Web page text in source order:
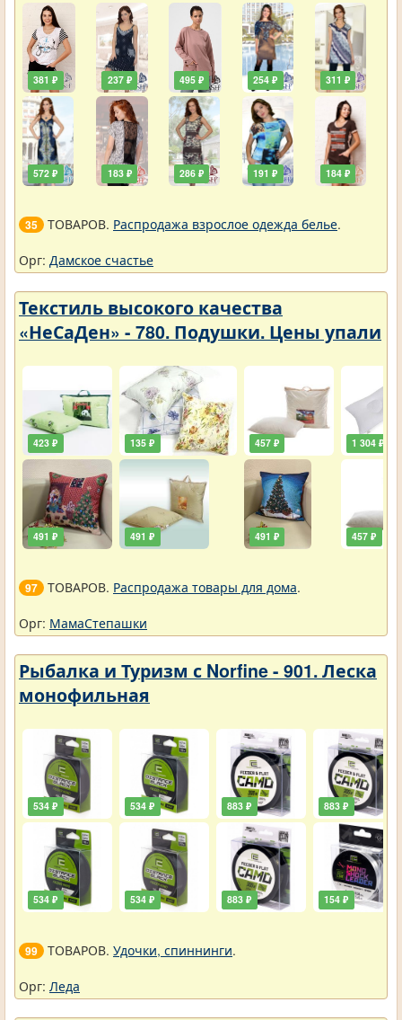
381 ₽
572 ₽
237 ₽
183 ₽
495 ₽
286 ₽
254 ₽
191 ₽
311 ₽
184 ₽
35 ТОВАРОВ. Распродажа взрослое одежда белье.
Орг: Дамское счастье
Текстиль высокого качества
«НеСаДен» - 780. Подушки. Цены упали
423 ₽
491 ₽
135 ₽
491 ₽
457 ₽
491 ₽
1 304 ₽
457 ₽
97 ТОВАРОВ. Распродажа товары для дома.
Орг: МамаСтепашки
Рыбалка и Туризм с Norfine - 901. Леска
монофильная
534 ₽
534 ₽
534 ₽
534 ₽
883 ₽
883 ₽
883 ₽
154 ₽
99 ТОВАРОВ. Удочки, спиннинги.
Орг: Леда